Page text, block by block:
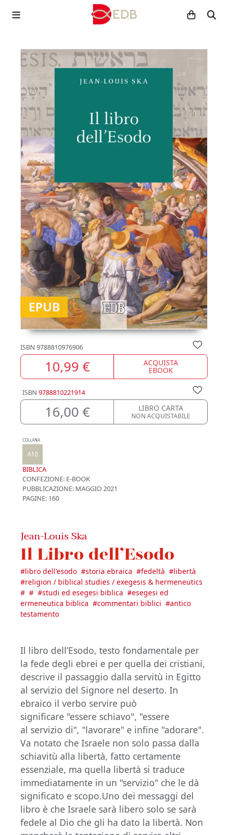
EPUB
ISBN 9788810976906
10,99 € ACQUISTA
EBOOK
ISBN 9788810221914
16,00 € LIBRO CARTA
NON ACQUISTABILE
COLLANA
A10
BIBLICA
CONFEZIONE: E-BOOK
PUBBLICAZIONE: MAGGIO 2021
PAGINE: 160
Jean-Louis Ska
Il Libro dell’Esodo
#libro dell'esodo #storia ebraica #fedeltà #libertà
#religion / biblical studies / exegesis & hermeneutics
# # #studi ed esegesi biblica #esegesi ed
ermeneutica biblica #commentari biblici #antico
testamento
Il libro dell’Esodo, testo fondamentale per
la fede degli ebrei e per quella dei cristiani,
descrive il passaggio dalla servitù in Egitto
al servizio del Signore nel deserto. In
ebraico il verbo servire può
significare "essere schiavo", "essere
al servizio di", "lavorare" e infine "adorare".
Va notato che Israele non solo passa dalla
schiavitù alla libertà, fatto certamente
essenziale, ma quella libertà si traduce
immediatamente in un "servizio" che le dà
significato e scopo.Uno dei messaggi del
libro è che Israele sarà libero solo se sarà
fedele al Dio che gli ha dato la libertà. Non